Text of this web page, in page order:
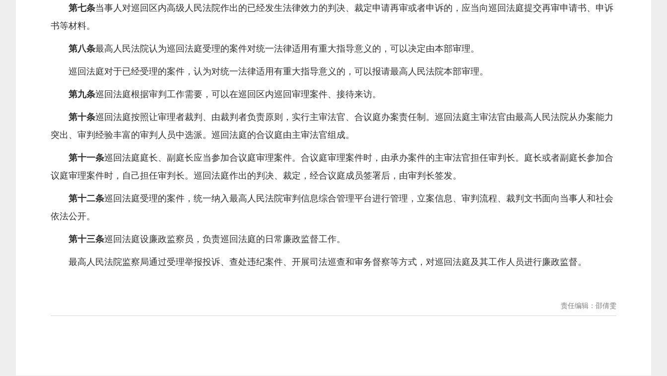
第七条当事人对巡回区内高级人民法院作出的已经发生法律效力的判决、裁定申请再审或者申诉的，应当向巡回法庭提交再审申请书、申诉
书等材料。
第八条最高人民法院认为巡回法庭受理的案件对统一法律适用有重大指导意义的，可以决定由本部审理。
巡回法庭对于已经受理的案件，认为对统一法律适用有重大指导意义的，可以报请最高人民法院本部审理。
第九条巡回法庭根据审判工作需要，可以在巡回区内巡回审理案件、接待来访。
第十条巡回法庭按照让审理者裁判、由裁判者负责原则，实行主审法官、合议庭办案责任制。巡回法庭主审法官由最高人民法院从办案能力
突出、审判经验丰富的审判人员中选派。巡回法庭的合议庭由主审法官组成。
第十一条巡回法庭庭长、副庭长应当参加合议庭审理案件。合议庭审理案件时，由承办案件的主审法官担任审判长。庭长或者副庭长参加合
议庭审理案件时，自己担任审判长。巡回法庭作出的判决、裁定，经合议庭成员签署后，由审判长签发。
第十二条巡回法庭受理的案件，统一纳入最高人民法院审判信息综合管理平台进行管理，立案信息、审判流程、裁判文书面向当事人和社会
依法公开。
第十三条巡回法庭设廉政监察员，负责巡回法庭的日常廉政监督工作。
最高人民法院监察局通过受理举报投诉、查处违纪案件、开展司法巡查和审务督察等方式，对巡回法庭及其工作人员进行廉政监督。
责任编辑：邵倩雯